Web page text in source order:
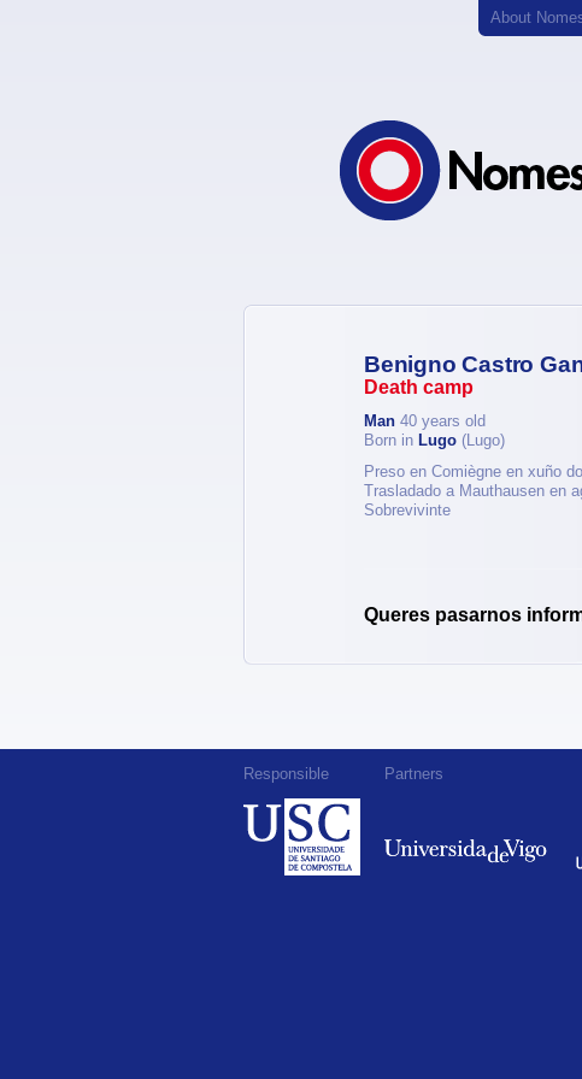
About
Benigno Castro
Death camp
Man 40 years old
Born in Lugo (Lugo)
Preso en Comiègne en xuño
Trasladado a Mauthausen en
Sobrevivinte
Queres pasarnos
Responsible Partners